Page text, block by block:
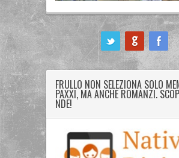
FRULLO NON SELEZIONA SOLO
PAXXI, MA ANCHE ROMANZI.
NDE!